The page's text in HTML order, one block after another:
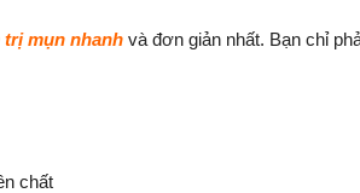
trị mụn nhanh và đơn giản nhất. Bạn chỉ
chất